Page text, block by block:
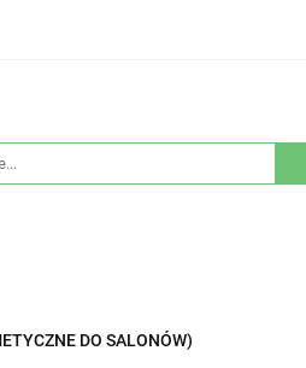
DO SALONÓW)